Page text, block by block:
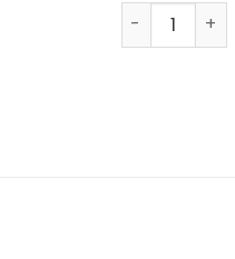
靜夜福樟 數量